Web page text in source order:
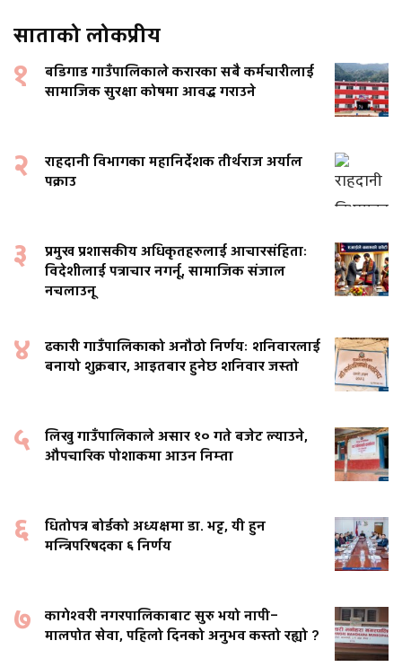
साताको लोकप्रीय
१
बडिगाड गाउँपालिकाले करारका सबै कर्मचारीलाई
सामाजिक सुरक्षा कोषमा आवद्ध गराउने
२
राहदानी विभागका महानिर्देशक तीर्थराज अर्याल
पक्राउ
३
प्रमुख प्रशासकीय अधिकृतहरुलाई आचारसंहिताः
विदेशीलाई पत्राचार नगर्नू, सामाजिक संजाल
नचलाउनू
४
ढकारी गाउँपालिकाको अनौठो निर्णयः शनिवारलाई
बनायो शुक्रबार, आइतबार हुनेछ शनिवार जस्तो
५
लिखु गाउँपालिकाले असार १० गते बजेट ल्याउने,
औपचारिक पोशाकमा आउन निम्ता
६
धितोपत्र बोर्डको अध्यक्षमा डा. भट्ट, यी हुन
मन्त्रिपरिषदका ६ निर्णय
७
कागेश्वरी नगरपालिकाबाट सुरु भयो नापी–
मालपोत सेवा, पहिलो दिनको अनुभव कस्तो रह्यो ?